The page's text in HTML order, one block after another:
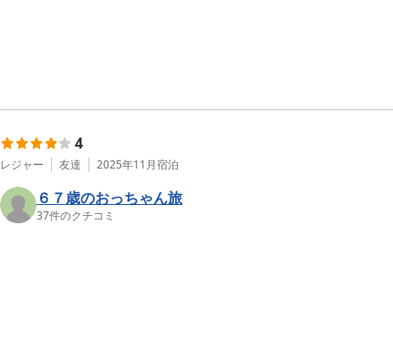
4
レジャー 友達 2025年11月宿泊
６７歳のおっちゃん旅
37件のクチコミ